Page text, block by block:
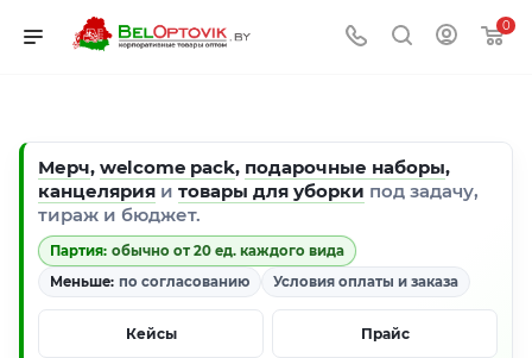
0
Мерч, welcome pack, подарочные наборы,
канцелярия и товары для уборки под задачу,
тираж и бюджет.
Партия: обычно от 20 ед. каждого вида
Меньше: по согласованию Условия оплаты и заказа
Кейсы Прайс